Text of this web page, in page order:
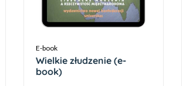
E-book
Wielkie złudzenie (e-
book)